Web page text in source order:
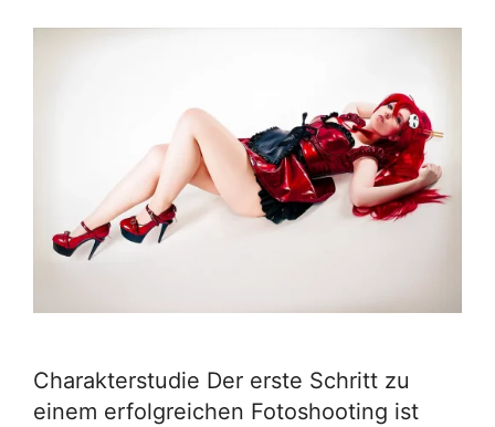
Charakterstudie Der erste Schritt zu
einem erfolgreichen Fotoshooting ist